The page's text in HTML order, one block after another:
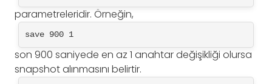
parametreleridir. Örneğin,
save 900 1
son 900 saniyede en az 1 anahtar değişikliği olursa
snapshot alınmasını belirtir.